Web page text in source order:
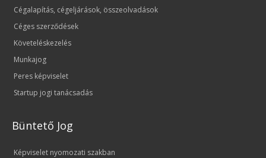
Cégalapítás, cégeljárások, összeolvadások
Céges szerződések
Követeléskezelés
Munkajog
Peres képviselet
Startup jogi tanácsadás
Büntető Jog
Képviselet nyomozati szakban